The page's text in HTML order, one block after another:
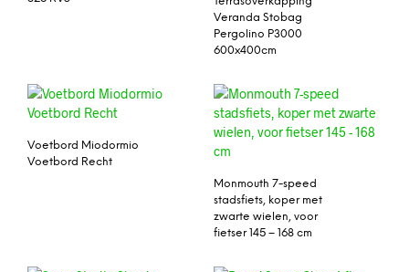
Veranda Stobag
Pergolino P3000
600x400cm
Voetbord Miodormio
Voetbord Recht
Monmouth 7-speed
stadsfiets, koper met
zwarte wielen, voor
fietser 145 – 168 cm